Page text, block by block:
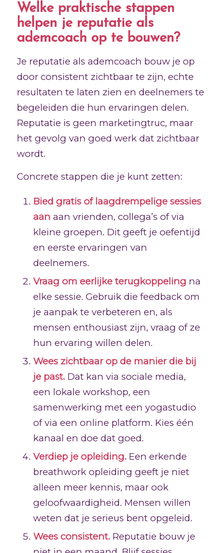
Welke praktische stappen
helpen je reputatie als
ademcoach op te bouwen?
Je reputatie als ademcoach bouw je op
door consistent zichtbaar te zijn, echte
resultaten te laten zien en deelnemers te
begeleiden die hun ervaringen delen.
Reputatie is geen marketingtruc, maar
het gevolg van goed werk dat zichtbaar
wordt.
Concrete stappen die je kunt zetten:
Bied gratis of laagdrempelige sessies
aan aan vrienden, collega’s of via
kleine groepen. Dit geeft je oefentijd
en eerste ervaringen van
deelnemers.
Vraag om eerlijke terugkoppeling na
elke sessie. Gebruik die feedback om
je aanpak te verbeteren en, als
mensen enthousiast zijn, vraag of ze
hun ervaring willen delen.
Wees zichtbaar op de manier die bij
je past.Dat kan via sociale media,
een lokale workshop, een
samenwerking met een yogastudio
of via een online platform. Kies één
kanaal en doe dat goed.
Verdiep je opleiding.Een erkende
breathwork opleiding geeft je niet
alleen meer kennis, maar ook
geloofwaardigheid. Mensen willen
weten dat je serieus bent opgeleid.
Wees consistent.Reputatie bouw je